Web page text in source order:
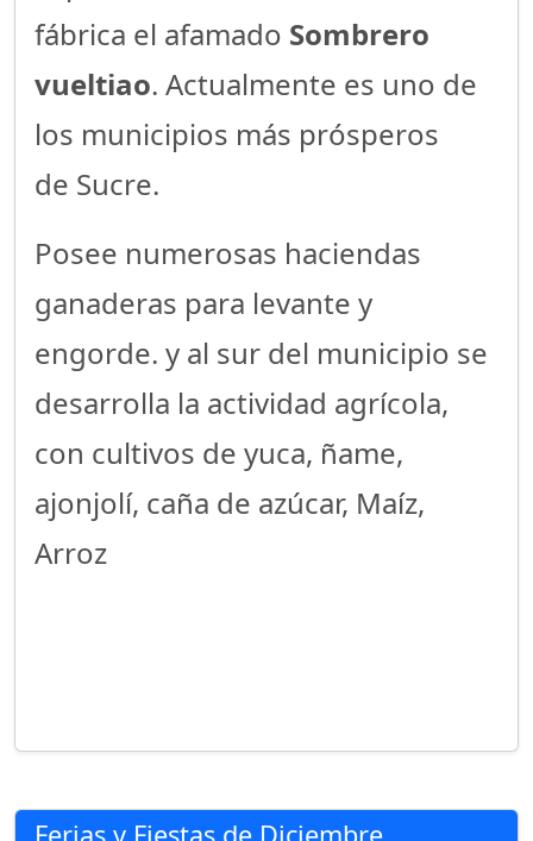
fábrica el afamado Sombrero
vueltiao. Actualmente es uno de
los municipios más prósperos
de Sucre.
Posee numerosas haciendas
ganaderas para levante y
engorde. y al sur del municipio se
desarrolla la actividad agrícola,
con cultivos de yuca, ñame,
ajonjolí, caña de azúcar, Maíz,
Arroz